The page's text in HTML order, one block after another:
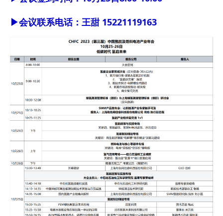
▶会议联系电话：王甜 15221119163